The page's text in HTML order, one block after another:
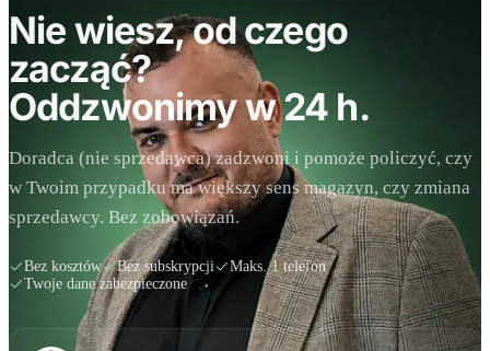
Nie wiesz, od czego
zacząć?
Oddzwonimy w 24 h.
Doradca (nie sprzedawca) zadzwoni i pomoże policzyć, czy
w Twoim przypadku ma większy sens magazyn, czy zmiana
sprzedawcy. Bez zobowiązań.
Bez kosztów Bez subskrypcji
Maks. 1 telefon
Twoje dane zabezpieczone